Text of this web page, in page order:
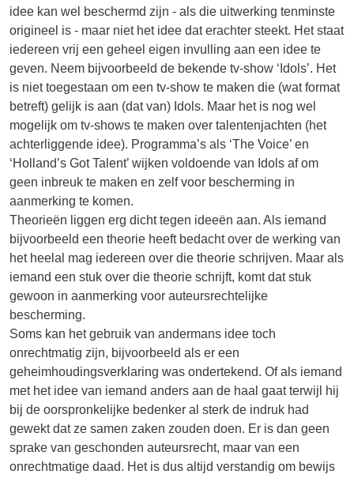
idee kan wel beschermd zijn - als die uitwerking tenminste
origineel is - maar niet het idee dat erachter steekt. Het staat
iedereen vrij een geheel eigen invulling aan een idee te
geven. Neem bijvoorbeeld de bekende tv-show ‘Idols’. Het
is niet toegestaan om een tv-show te maken die (wat format
betreft) gelijk is aan (dat van) Idols. Maar het is nog wel
mogelijk om tv-shows te maken over talentenjachten (het
achterliggende idee). Programma’s als ‘The Voice’ en
‘Holland’s Got Talent’ wijken voldoende van Idols af om
geen inbreuk te maken en zelf voor bescherming in
aanmerking te komen.
Theorieën liggen erg dicht tegen ideeën aan. Als iemand
bijvoorbeeld een theorie heeft bedacht over de werking van
het heelal mag iedereen over die theorie schrijven. Maar als
iemand een stuk over die theorie schrijft, komt dat stuk
gewoon in aanmerking voor auteursrechtelijke
bescherming.
Soms kan het gebruik van andermans idee toch
onrechtmatig zijn, bijvoorbeeld als er een
geheimhoudingsverklaring was ondertekend. Of als iemand
met het idee van iemand anders aan de haal gaat terwijl hij
bij de oorspronkelijke bedenker al sterk de indruk had
gewekt dat ze samen zaken zouden doen. Er is dan geen
sprake van geschonden auteursrecht, maar van een
onrechtmatige daad. Het is dus altijd verstandig om bewijs